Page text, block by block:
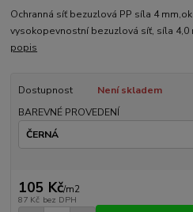
Ochranná síť bezuzlová PP síla 4
vysokopevnostní bezuzlová síť, síla 4,0
popis
Dostupnost
Není skladem
BAREVNÉ PROVEDENÍ
105 Kč/m2
87 Kč bez DPH